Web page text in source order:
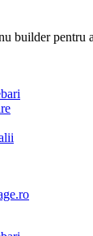
builder pentru